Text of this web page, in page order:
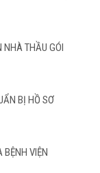
NHÀ THẦU GÓI
BỊ HỒ SƠ
BỆNH VIỆN